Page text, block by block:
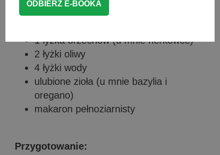
1 łyżka pestek dyni
1 łyżka orzechów (u mnie nerkowce)
2 łyżki oliwy
4 łyżki wody
ulubione zioła (u mnie bazylia i
oregano)
makaron pełnoziarnisty
Przygotowanie: